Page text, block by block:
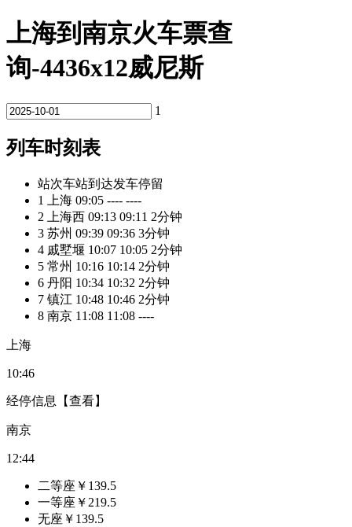
上海到南京火车票查
询-4436x12威尼斯
1
列车时刻表
站次车站到达发车停留
1
上海 09:05 ---- ----
2
上海西 09:13 09:11 2分钟
3 苏州 09:39 09:36 3分钟
4 戚墅堰 10:07 10:05 2分钟
5 常州 10:16 10:14 2分钟
6 丹阳 10:34 10:32 2分钟
7 镇江 10:48 10:46 2分钟
8 南京 11:08 11:08 ----
上海
10:46
经停信息 【查看】
南京
12:44
二等座 ￥ 139.5
一等座 ￥ 219.5
无座 ￥ 139.5